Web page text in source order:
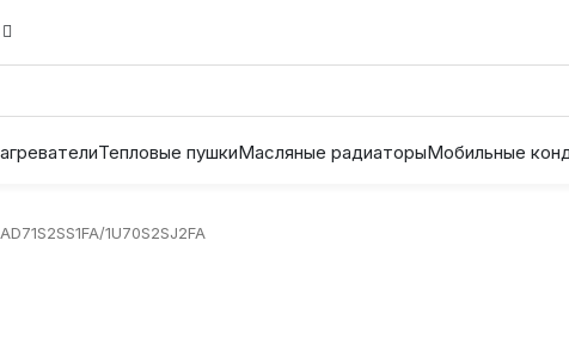
Тепловые пушкиМасляные радиаторыМобильные
1U70S2SJ2FA